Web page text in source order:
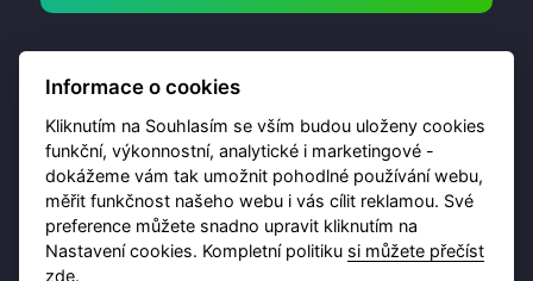
© 2026 Destinační portál provozujeBrána Jihlavy,
příspěvková organizace. Všechna práva vyhrazena.
Informace o cookies
Kliknutím na Souhlasím se vším budou uloženy cookies
funkční, výkonnostní, analytické i marketingové -
dokážeme vám tak umožnit pohodlné používání webu,
měřit funkčnost našeho webu i vás cílit reklamou. Své
preference můžete snadno upravit kliknutím na
Nastavení cookies. Kompletní politiku si můžete přečíst
zde.